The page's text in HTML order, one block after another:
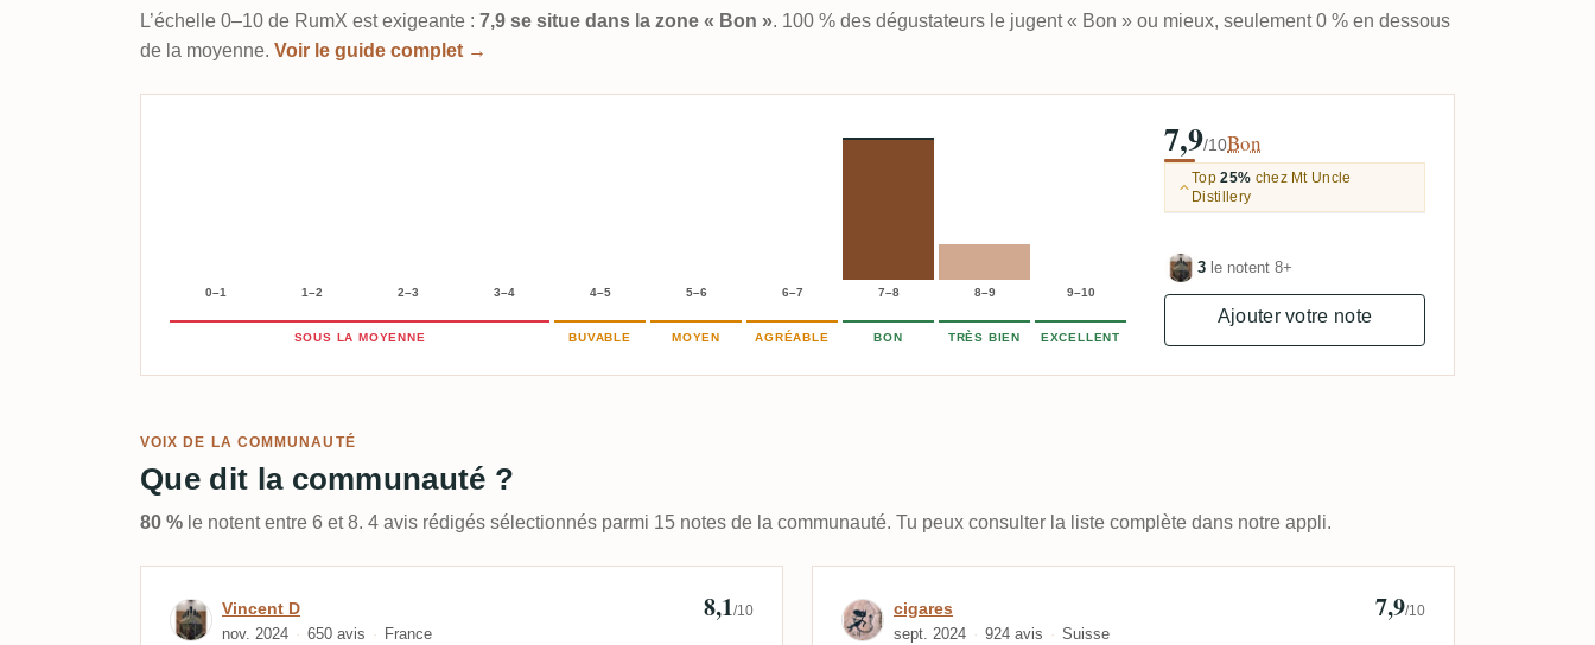
L’échelle 0–10 de RumX est exigeante : 7,9 se situe dans la zone « Bon ». 100 % des dégustateurs le jugent « Bon » ou mieux, seulement 0 % en dessous
de la moyenne. Voir le guide complet →
0–1 1–2 2–3 3–4 4–5 5–6 6–7 7–8 8–9 9–10
SOUS LA MOYENNE BUVABLE MOYEN AGRÉABLE BON TRÈS BIEN EXCELLENT
7,9/10Bon
Top25% chez Mt Uncle
Distillery
3 le notent 8+
Ajouter votre note
VOIX DE LA COMMUNAUTÉ
Que dit la communauté ?
80 % le notent entre 6 et 8. 4 avis rédigés sélectionnés parmi 15 notes de la communauté. Tu peux consulter la liste complète dans notre appli.
Avis de Vincent D
Vincent D
nov. 2024 650 avis France
8,1/10 Avis de cigares
cigares
sept. 2024 924 avis Suisse
7,9/10